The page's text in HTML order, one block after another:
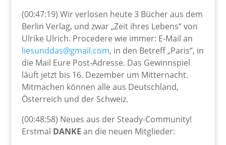
(00:47:19) Wir verlosen heute 3 Bücher aus dem
Berlin Verlag, und zwar „Zeit ihres Lebens“ von
Ulrike Ulrich. Procedere wie immer: E-Mail an
liesunddas@gmail.com, in den Betreff „Paris“, in
die Mail Eure Post-Adresse. Das Gewinnspiel
läuft jetzt bis 16. Dezember um Mitternacht.
Mitmachen können alle aus Deutschland,
Österreich und der Schweiz.
(00:48:58) Neues aus der Steady-Community!
Erstmal DANKE an die neuen Mitglieder: